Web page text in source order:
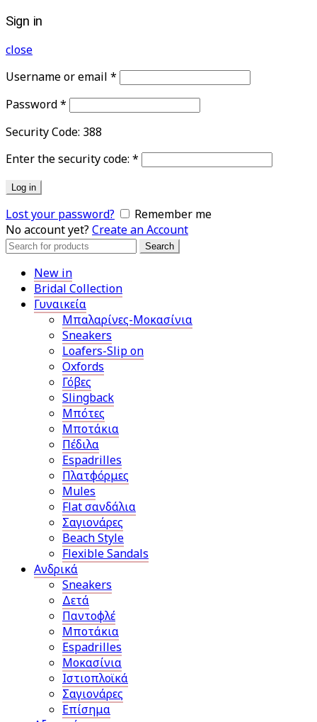
Sign in
close
Username or email *
Password*
Security Code: 388
Enter the security code: *
Log in
Lost your password?
Remember me
No account yet? Create an Account
Search
Search
New in
Bridal Collection
Γυναικεία
Μπαλαρίνες-Μοκασίνια
Sneakers
Loafers-Slip on
Oxfords
Γόβες
Slingback
Μπότες
Μποτάκια
Πέδιλα
Espadrilles
Πλατφόρμες
Mules
Flat σανδάλια
Σαγιονάρες
Beach Style
Flexible Sandals
Ανδρικά
Sneakers
Δετά
Παντοφλέ
Μποτάκια
Espadrilles
Μοκασίνια
Ιστιοπλοϊκά
Σαγιονάρες
Επίσημα